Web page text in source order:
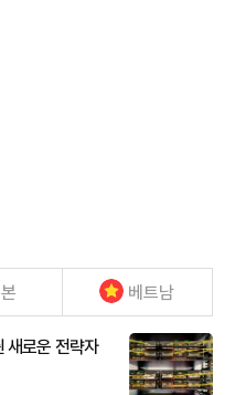
베트남
새로운 전략자